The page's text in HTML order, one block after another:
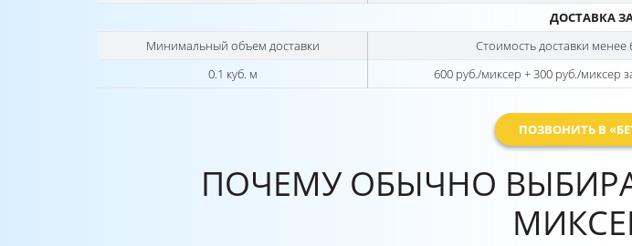
ДОСТАВКА
Минимальный объем доставки
Стоимость доставки менее
0.1 куб. м
600 руб./миксер + 300 руб./миксер
ПОЗВОНИТЬ В
ПОЧЕМУ ОБЫЧНО